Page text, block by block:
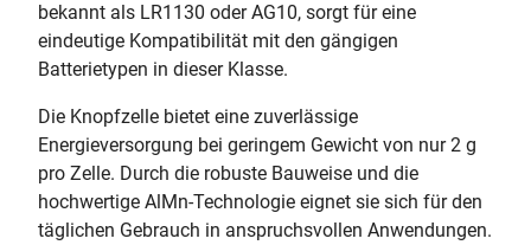
bekannt als LR1130 oder AG10, sorgt für eine
eindeutige Kompatibilität mit den gängigen
Batterietypen in dieser Klasse.
Die Knopfzelle bietet eine zuverlässige
Energieversorgung bei geringem Gewicht von nur 2 g
pro Zelle. Durch die robuste Bauweise und die
hochwertige AlMn-Technologie eignet sie sich für den
täglichen Gebrauch in anspruchsvollen Anwendungen.